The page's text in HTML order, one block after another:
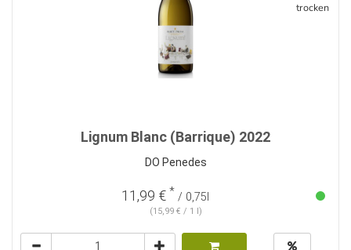
trocken
Lignum Blanc (Barrique) 2022
DO Penedes
11,99 € * / 0,75l
(15,99 € / 1 l)